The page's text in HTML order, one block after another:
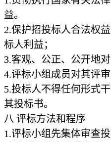
益。
2.保护招投标人合法权
标人利益；
3.客观、公正、公开地对
4.评标小组成员对其评审
5.投标人不得任何形式
其投标书。
八 评标方法和程序
1.评标小组先集体审查